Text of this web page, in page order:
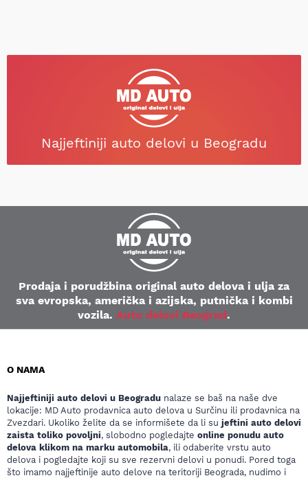
Najjeftiniji auto delovi u Beogradu
Prodaja i porudžbina original auto delova i ulja za
sva evropska, američka i azijska, putnička i kombi
vozila. Auto delovi Beograd.
O NAMA
Najjeftiniji auto delovi u Beogradu nalaze se baš na naše dve
lokacije: MD Auto prodavnica auto delova u Surčinu ili prodavnica na
Zvezdari. Ukoliko želite da se informišete da li su jeftini auto delovi
zaista toliko povoljni, slobodno pogledajte online ponudu auto
delova klikom na marku automobila, ili odaberite vrstu auto
delova i pogledajte koji su sve rezervni delovi u ponudi. Pored toga
što imamo najjeftinije auto delove na teritoriji Beograda, nudimo i